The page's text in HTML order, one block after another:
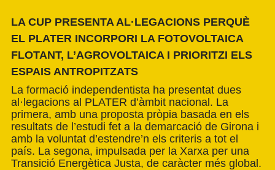
LA CUP PRESENTA AL·LEGACIONS PERQUÈ
EL PLATER INCORPORI LA FOTOVOLTAICA
FLOTANT, L’AGROVOLTAICA I PRIORITZI ELS
ESPAIS ANTROPITZATS
La formació independentista ha presentat dues
al·legacions al PLATER d’àmbit nacional. La
primera, amb una proposta pròpia basada en els
resultats de l’estudi fet a la demarcació de Girona i
amb la voluntat d’estendre’n els criteris a tot el
país. La segona, impulsada per la Xarxa per una
Transició Energètica Justa, de caràcter més global.